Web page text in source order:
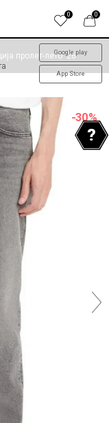
0
0
Google play
App Store
пролет-лето '26
-30%